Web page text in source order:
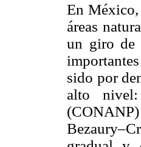
En
áreas
un giro de
sido por
alto